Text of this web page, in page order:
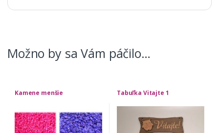
Možno by sa Vám páčilo…
Kamene menšie Tabuľka Vitajte 1